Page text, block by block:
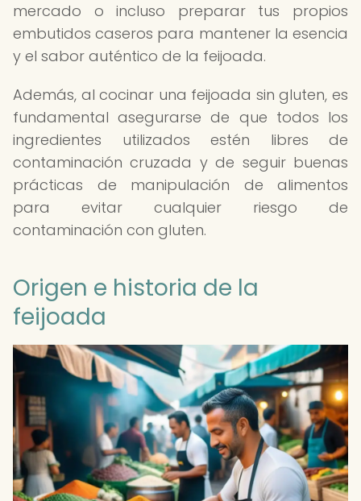
mercado o incluso preparar tus propios
embutidos caseros para mantener la esencia
y el sabor auténtico de la feijoada.
Además, al cocinar una feijoada sin gluten, es
fundamental asegurarse de que todos los
ingredientes utilizados estén libres de
contaminación cruzada y de seguir buenas
prácticas de manipulación de alimentos
para evitar cualquier riesgo de
contaminación con gluten.
Origen e historia de la
feijoada